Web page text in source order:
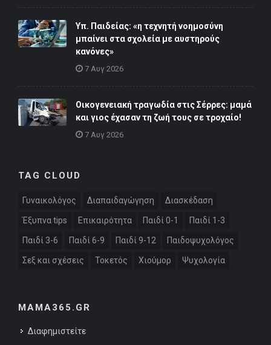
Υπ. Παιδείας: «η τεχνητή νοημοσύνη
μπαίνει στα σχολεία με αυστηρούς
κανόνες»
7 Αυγ 2026
Οικογενειακή τραγωδία στις Σέρρες: μαμά
και γιος έχασαν τη ζωή τους σε τροχαίο!
7 Αυγ 2026
TAG CLOUD
Γυναικολόγος Διαπαιδαγώγηση Διασκέδαση
Έξυπνα tips Επικαιρότητα Παιδί 0-1 Παιδί 1-3
Παιδί 3-6 Παιδί 6-9 Παιδί 9-12 Παιδοψυχολόγος
Σεξ και σχέσεις Τοκετός Χιούμορ Ψυχολογία
MAMA365.GR
Διαφημιστείτε